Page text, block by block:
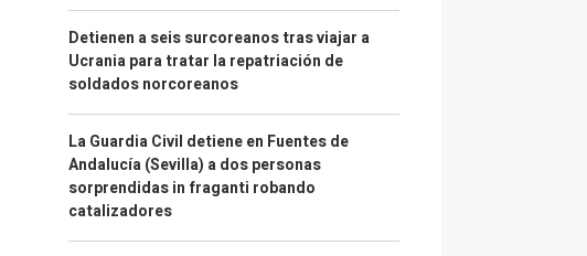
Detienen a seis surcoreanos tras viajar a
Ucrania para tratar la repatriación de
soldados norcoreanos
La Guardia Civil detiene en Fuentes de
Andalucía (Sevilla) a dos personas
sorprendidas in fraganti robando
catalizadores